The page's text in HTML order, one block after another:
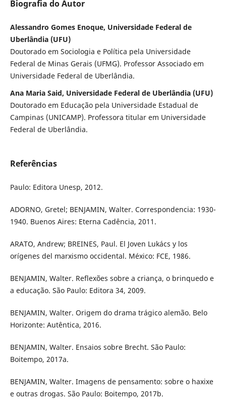
Biografia do Autor
Alessandro Gomes Enoque, Universidade Federal de
Uberlândia (UFU)
Doutorado em Sociologia e Política pela Universidade
Federal de Minas Gerais (UFMG). Professor Associado em
Universidade Federal de Uberlândia.
Ana Maria Said, Universidade Federal de Uberlândia (UFU)
Doutorado em Educação pela Universidade Estadual de
Campinas (UNICAMP). Professora titular em Universidade
Federal de Uberlândia.
Referências
Paulo: Editora Unesp, 2012.
ADORNO, Gretel; BENJAMIN, Walter. Correspondencia: 1930-
1940. Buenos Aires: Eterna Cadência, 2011.
ARATO, Andrew; BREINES, Paul. El Joven Lukács y los
orígenes del marxismo occidental. México: FCE, 1986.
BENJAMIN, Walter. Reflexões sobre a criança, o brinquedo e
a educação. São Paulo: Editora 34, 2009.
BENJAMIN, Walter. Origem do drama trágico alemão. Belo
Horizonte: Autêntica, 2016.
BENJAMIN, Walter. Ensaios sobre Brecht. São Paulo:
Boitempo, 2017a.
BENJAMIN, Walter. Imagens de pensamento: sobre o haxixe
e outras drogas. São Paulo: Boitempo, 2017b.